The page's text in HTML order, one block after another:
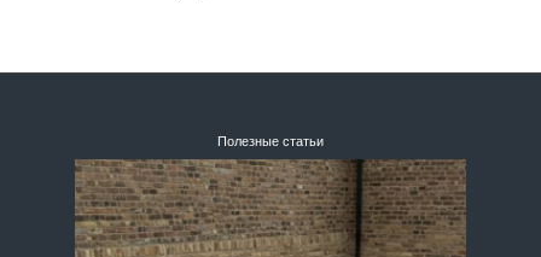
Полезные статьи